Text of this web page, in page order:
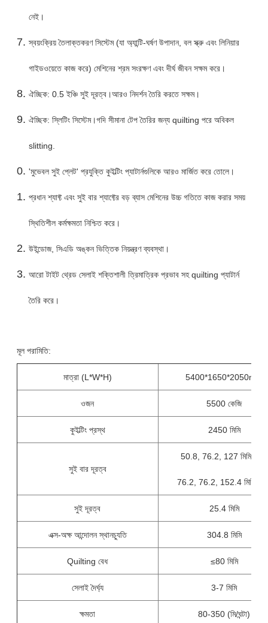
নেই।
স্বয়ংক্রিয় তৈলাক্তকরণ সিস্টেম (যা অ্যান্টি-ঘর্ষণ উপাদান, বল স্ক্রু এবং লিনিয়ার
গাইডওয়েতে কাজ করে) মেশিনের শ্রম সংরক্ষণ এবং দীর্ঘ জীবন সক্ষম করে।
ঐচ্ছিক: 0.5 ইঞ্চি সুই দূরত্ব।আরও নিদর্শন তৈরি করতে সক্ষম।
ঐচ্ছিক: স্লিটিং সিস্টেম।গদি সীমানা টেপ তৈরির জন্য quilting পরে অবিকল
slitting.
'মুভেবল সুই প্লেট' প্রযুক্তি কুইল্টিং প্যাটার্নগুলিকে আরও মার্জিত করে তোলে।
প্রধান শ্যাফ্ট এবং সুই বার শ্যাফ্টের বড় ব্যাস মেশিনের উচ্চ গতিতে কাজ করার সময়
স্থিতিশীল কর্মক্ষমতা নিশ্চিত করে।
উইন্ডোজ, সিএডি অঙ্কন ভিত্তিক নিয়ন্ত্রণ ব্যবস্থা।
আরো টাইট থ্রেড সেলাই শক্তিশালী ত্রিমাত্রিক প্রভাব সহ quilting প্যাটার্ন
তৈরি করে।
মূল পরামিতি:
মাত্রা (L*W*H) 5400*1650*2050mm
ওজন 5500 কেজি
কুইল্টিং প্রস্থ 2450 মিমি
সুই বার দূরত্ব
50.8, 76.2, 127 মিমি (5'')
76.2, 76.2, 152.4 মিমি
সুই দূরত্ব 25.4 মিমি
এক্স-অক্ষ আন্দোলন স্থানচ্যুতি 304.8 মিমি
Quilting বেধ ≤80 মিমি
সেলাই দৈর্ঘ্য 3-7 মিমি
ক্ষমতা 80-350 (মি/ঘন্টা)